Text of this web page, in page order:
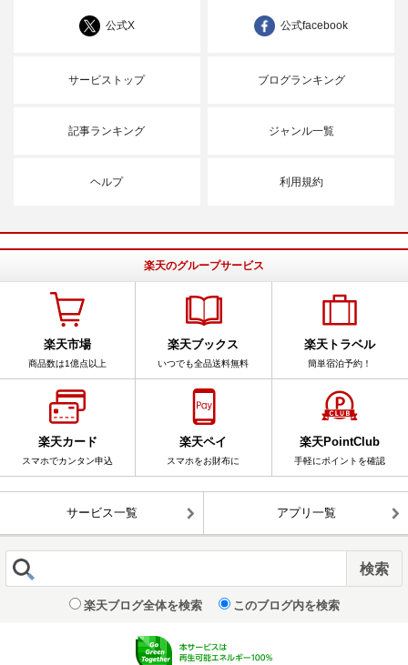
公式X 公式facebook
サービストップ ブログランキング
記事ランキング ジャンル一覧
ヘルプ 利用規約
楽天のグループサービス
楽天市場
商品数は1億点以上
楽天ブックス
いつでも全品送料無料
楽天トラベル
簡単宿泊予約！
楽天カード
スマホでカンタン申込
楽天ペイ
スマホをお財布に
楽天PointClub
手軽にポイントを確認
サービス一覧 アプリ一覧
楽天ブログ全体を検索 このブログ内を検索